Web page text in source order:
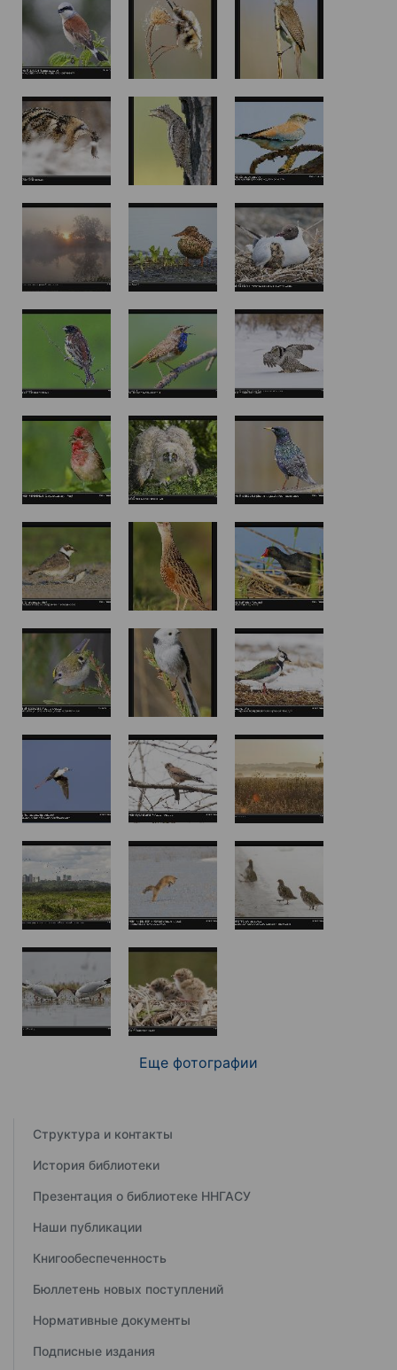
Еще фотографии
Структура и контакты
История библиотеки
Презентация о библиотеке ННГАСУ
Наши публикации
Книгообеспеченность
Бюллетень новых поступлений
Нормативные документы
Подписные издания